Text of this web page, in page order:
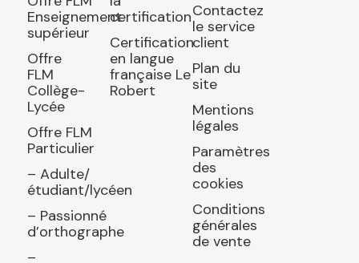
Enseignement
supérieur
Offre
FLM
Collège-
Lycée
Offre FLM
Particulier
– Adulte/
étudiant/lycéen
– Passionné
d’orthographe
–
certification
Certification
en langue
française Le
Robert
Contactez
le service
client
Plan du
site
Mentions
légales
Paramètres
des
cookies
Conditions
générales
de vente